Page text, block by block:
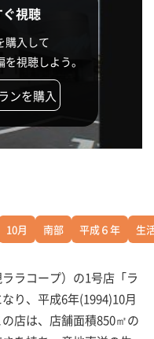
視聴
購入して
視聴しよう。
ンを購入
10月 南部 平成６年 生
ラコープ）の1号店「ラ
り、平成6年(1994)10月
店は、店舗面積850㎡の